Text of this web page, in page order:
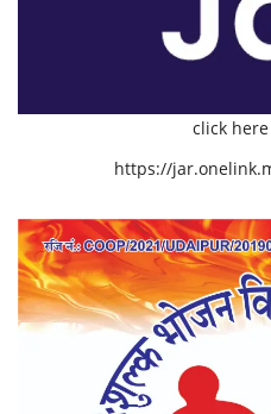
click
https://